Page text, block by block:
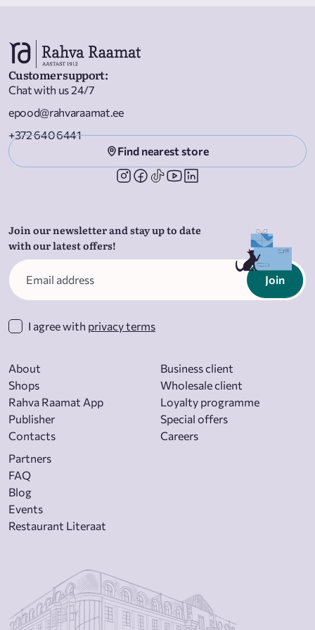
Customer support:
Chat with us 24/7
epood@rahvaraamat.ee
+372 640 6441
Find nearest store
Join our newsletter and stay up to date
with our latest offers!
Join
I agree with privacy terms
About
Shops
Rahva Raamat App
Publisher
Contacts
Business client
Wholesale client
Loyalty programme
Special offers
Careers
Partners
FAQ
Blog
Events
Restaurant Literaat